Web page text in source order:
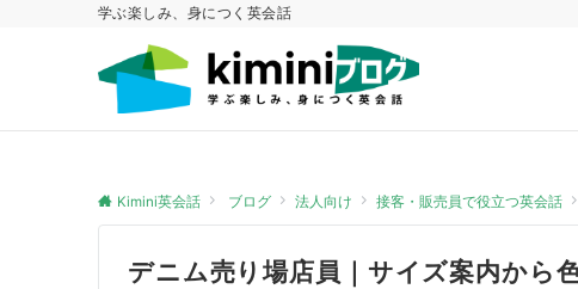
学ぶ楽しみ、身につく英会話
Kimini英会話 ブログ 法人向け 接客・販売員で役立つ英会話
デニム売り場店員｜サイズ案内から